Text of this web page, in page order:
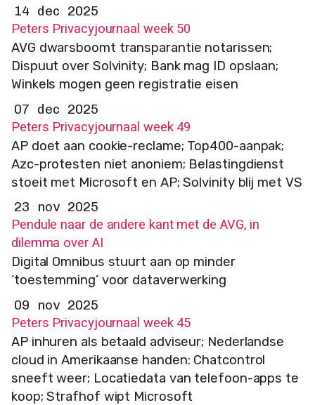
14 dec 2025
Peters Privacyjournaal week 50
AVG dwarsboomt transparantie notarissen;
Dispuut over Solvinity; Bank mag ID opslaan;
Winkels mogen geen registratie eisen
07 dec 2025
Peters Privacyjournaal week 49
AP doet aan cookie-reclame; Top400-aanpak;
Azc-protesten niet anoniem; Belastingdienst
stoeit met Microsoft en AP; Solvinity blij met VS
23 nov 2025
Pendule naar de andere kant met de AVG, in
dilemma over AI
Digital Omnibus stuurt aan op minder
‘toestemming’ voor dataverwerking
09 nov 2025
Peters Privacyjournaal week 45
AP inhuren als betaald adviseur; Nederlandse
cloud in Amerikaanse handen: Chatcontrol
sneeft weer; Locatiedata van telefoon-apps te
koop; Strafhof wipt Microsoft